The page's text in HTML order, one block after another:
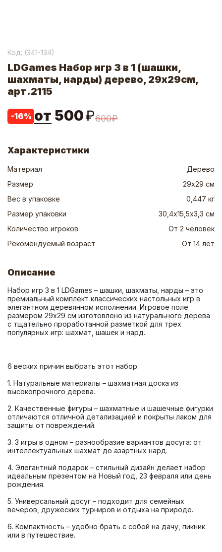
Код: (341-134)
LDGames Набор игр 3 в 1 (шашки,
шахматы, нарды) дерево, 29x29см,
арт.2115
-16% от 500₽600₽
Характеристики
Материал
Дерево
Размер
29х29 см
Вес в упаковке
0,447 кг
Размер упаковки
30,4х15,5х3,3 см
Количество игроков
От 2 человек
Рекомендуемый возраст
От 14 лет
Описание
Набор игр 3 в 1 LDGames – шашки, шахматы, нарды – это
премиальный комплект классических настольных игр в
элегантном деревянном исполнении. Игровое поле
размером 29х29 см изготовлено из натурального дерева
с тщательно проработанной разметкой для трех
1. Натуральные материалы – шахматная доска из
2. Качественные фигуры – шахматные и шашечные фигурки
отличаются отличной детализацией и покрыты лаком для
3. 3 игры в одном – разнообразие вариантов досуга: от
4. Элегантный подарок – стильный дизайн делает набор
идеальным презентом на Новый год, 23 февраля или день
5. Универсальный досуг – подходит для семейных
6. Компактность – удобно брать с собой на дачу, пикник
или в путешествие.